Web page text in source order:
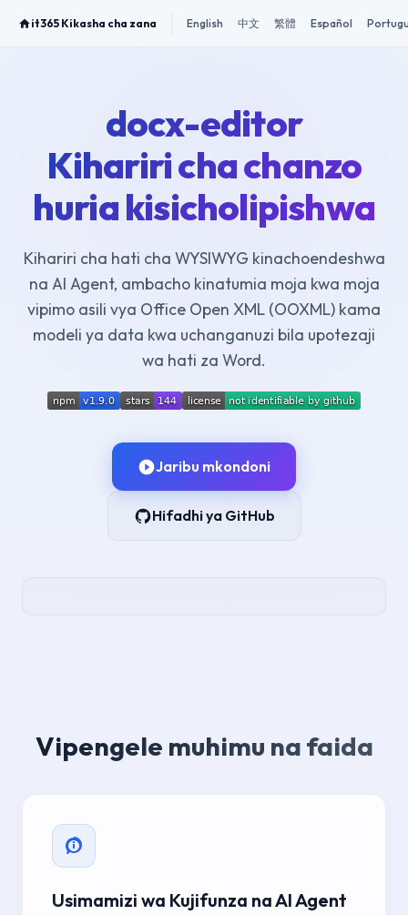
it365 Kikasha cha zana English 中文 繁體 Español
docx-editor
Kihariri cha chanzo
huria kisicholipishwa
Kihariri cha hati cha WYSIWYG kinachoendeshwa
na AI Agent, ambacho kinatumia moja kwa moja
vipimo asili vya Office Open XML (OOXML) kama
modeli ya data kwa uchanganuzi bila upotezaji
wa hati za Word.
Jaribu mkondoni
Hifadhi ya GitHub
Vipengele muhimu na faida
Usimamizi wa Kujifunza na AI Agent